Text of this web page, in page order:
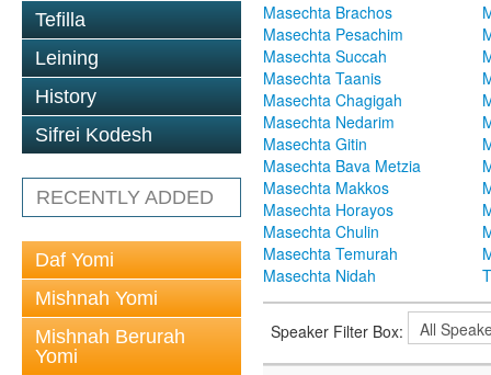
Tefilla
Leining
History
Sifrei Kodesh
RECENTLY ADDED
Daf Yomi
Mishnah Yomi
Mishnah Berurah
Yomi
Masechta Brachos
Masechta Pesachim
Masechta Succah
Masechta Taanis
Masechta Chagigah
Masechta Nedarim
Masechta Gitin
Masechta Bava Metzia
Masechta Makkos
Masechta Horayos
Masechta Chulin
Masechta Temurah
Masechta Nidah
Speaker Filter Box: